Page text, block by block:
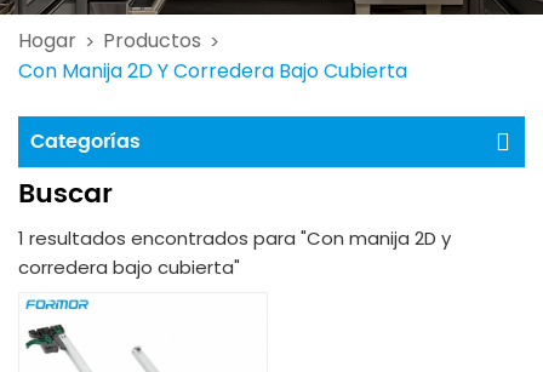
Hogar > Productos >
Con Manija 2D Y Corredera Bajo Cubierta
Categorías
Buscar
1 resultados encontrados para "Con manija 2D y
corredera bajo cubierta"